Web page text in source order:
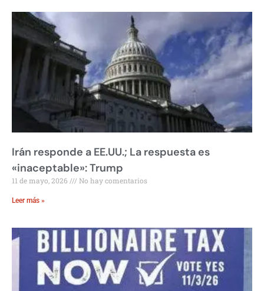
Irán responde a EE.UU.; La respuesta es
«inaceptable»: Trump
11 de mayo, 2026 No hay comentarios
Leer más »